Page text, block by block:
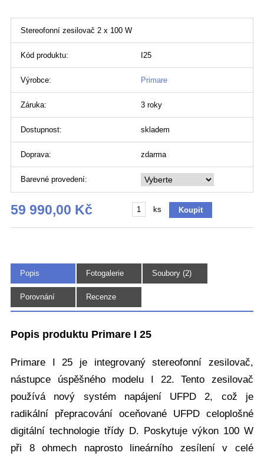
Stereofonní zesilovač 2 x 100 W
Kód produktu: I25
Výrobce: Primare
Záruka: 3 roky
Dostupnost: skladem
Doprava: zdarma
Barevné provedení:
59 990,00 Kč ks
Popis Fotogalerie
(4)
Soubory (2)
Porovnání Recenze
Popis produktu Primare I 25
Primare I 25 je integrovaný stereofonní zesilovač,
nástupce úspěšného modelu I 22. Tento zesilovač
používá nový systém napájení UFPD 2, což je
radikální přepracování oceňované UFPD celoplošné
digitální technologie třídy D. Poskytuje výkon 100 W
při 8 ohmech naprosto lineárního zesílení v celé